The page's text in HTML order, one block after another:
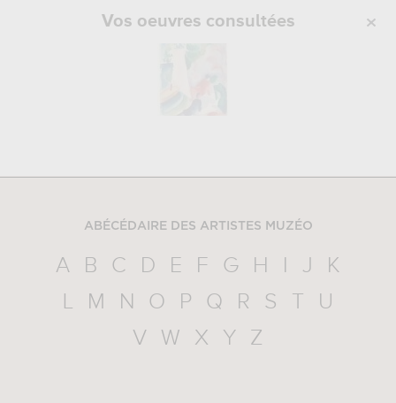
Vos oeuvres consultées
ABÉCÉDAIRE DES ARTISTES MUZÉO
A B C D E F G H I J
K
L
M N O P Q R S T
U
V
W X Y Z